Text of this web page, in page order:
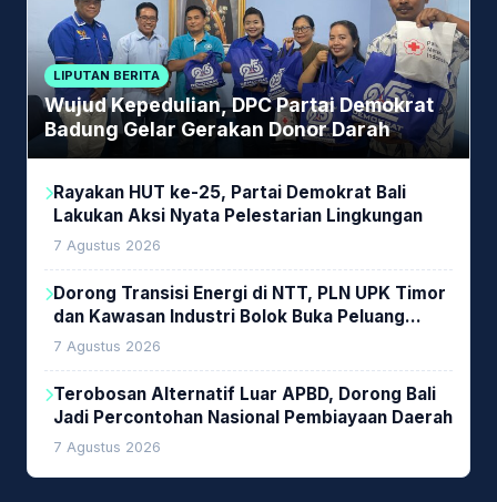
LIPUTAN BERITA
Wujud Kepedulian, DPC Partai Demokrat
Badung Gelar Gerakan Donor Darah
Rayakan HUT ke-25, Partai Demokrat Bali
Lakukan Aksi Nyata Pelestarian Lingkungan
7 Agustus 2026
Dorong Transisi Energi di NTT, PLN UPK Timor
dan Kawasan Industri Bolok Buka Peluang
Investasi Woodchip untuk Cofiring PLTU Bolok
7 Agustus 2026
Terobosan Alternatif Luar APBD, Dorong Bali
Jadi Percontohan Nasional Pembiayaan Daerah
7 Agustus 2026